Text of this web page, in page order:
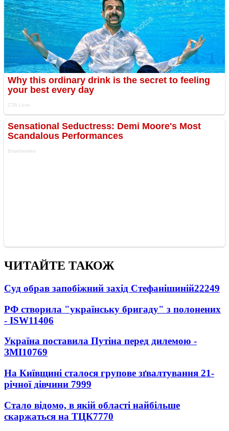
ЧИТАЙТЕ ТАКОЖ
Суд обрав запобіжний захід Стефанішиній22249
РФ створила "українську бригаду" з полонених
- ISW11406
Україна поставила Путіна перед дилемою -
ЗМІ10769
На Київщині сталося групове зґвалтування 21-
річної дівчини 7999
Стало відомо, в якій області найбільше
скаржаться на ТЦК7770